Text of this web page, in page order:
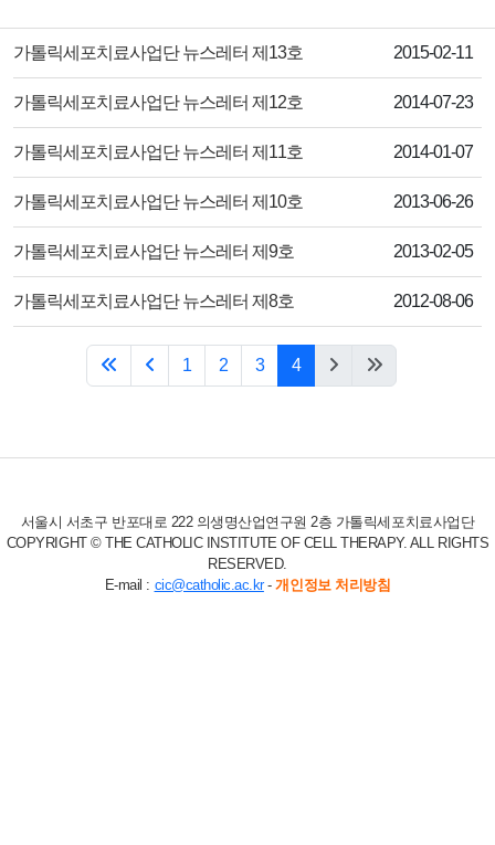
제목
가톨릭세포치료사업단 뉴스레터 제13호 작성일
2015-02-11
제목
가톨릭세포치료사업단 뉴스레터 제12호 작성일
2014-07-23
제목
가톨릭세포치료사업단 뉴스레터 제11호 작성일
2014-01-07
제목
가톨릭세포치료사업단 뉴스레터 제10호 작성일
2013-06-26
제목
가톨릭세포치료사업단 뉴스레터 제9호 작성일
2013-02-05
제목
가톨릭세포치료사업단 뉴스레터 제8호 작성일
2012-08-06
1 2 3 4
서울시 서초구 반포대로 222 의생명산업연구원 2층 가톨릭세포치료사업단
COPYRIGHT © THE CATHOLIC INSTITUTE OF CELL THERAPY. ALL RIGHTS
RESERVED.
E-mail : cic@catholic.ac.kr-개인정보 처리방침